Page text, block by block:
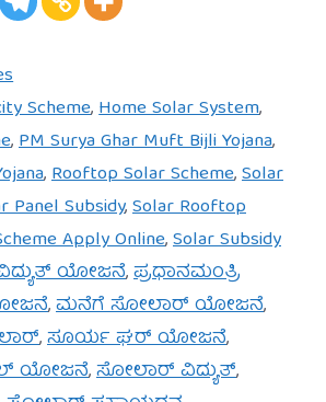
Scheme,Home Solar System,
,PM Surya Ghar Muft Bijli Yojana,
,Rooftop Solar Scheme,Solar
Panel Subsidy,Solar Rooftop
Apply Online,Solar Subsidy
ಯೋಜನೆ,ಪ್ರಧಾನಮಂತ್ರಿ
,ಮನೆಗೆ ಸೋಲಾರ್ ಯೋಜನೆ,
,ಸೂರ್ಯ ಘರ್ ಯೋಜನೆ,
ಯೋಜನೆ,ಸೋಲಾರ್ ವಿದ್ಯುತ್,